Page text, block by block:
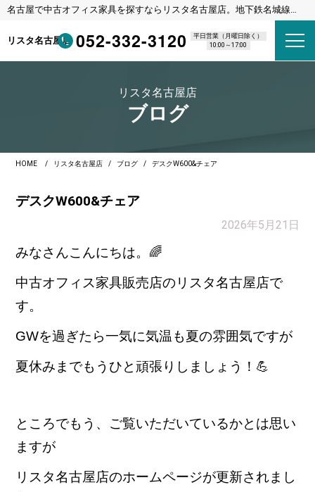
名古屋で中古オフィス家具を探すならリスタ名古屋店。地下鉄名城線
リスタ名古屋店 052-332-3120
平日営業（月曜日除く）
10:00～17:00
リスタ名古屋店
ブログ
HOME リスタ名古屋店 ブログ デスクW600&チェア
デスクW600&チェア
2026年5月21日
みなさんこんにちは。🌈
中古オフィス家具販売店のリスタ名古屋店で
す。
GWを過ぎたら一気に気温も夏の雰囲気ですが
夏休みまでもうひと頑張りしましょう！💪
ところでもう、ご覧いただいているかとは思い
ますが
リスタ名古屋店のホームページが更新されまし